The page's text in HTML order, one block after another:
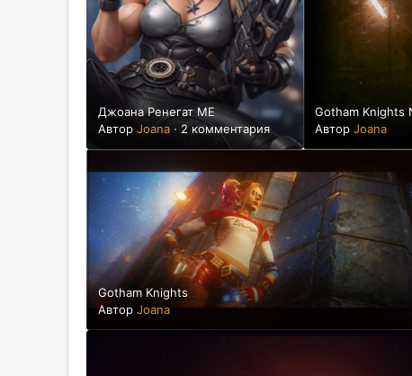
Джоана Ренегат ME
Автор Joana· 2 комментария
Gotham Knights
Автор Joana
Gotham Knights
Автор Joana